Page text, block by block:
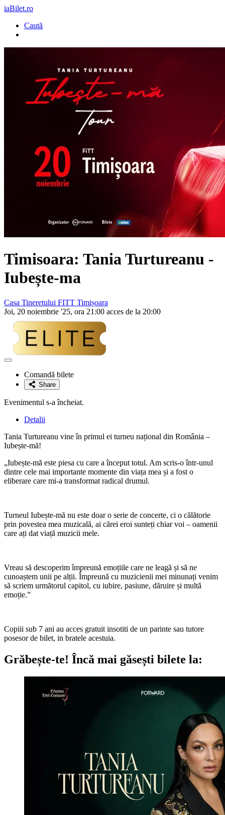
iaBilet.ro
Caută
Timisoara: Tania Turtureanu -
Iubește-ma
Casa Tineretului FITT Timișoara
Joi, 20 noiembrie '25, ora 21:00 acces de la 20:00
Adaugă
favoriteComandă bilete
Share
Evenimentul s-a încheiat.
Detalii
Tania Turtureanu vine în primul ei turneu național din România –
Iubește-mă!
„Iubește-mă este piesa cu care a început totul. Am scris-o într-unul
dintre cele mai importante momente din viața mea și a fost o
eliberare care mi-a transformat radical drumul.
Turneul Iubește-mă nu este doar o serie de concerte, ci o călătorie
prin povestea mea muzicală, ai cărei eroi sunteți chiar voi – oamenii
care ați dat viață muzicii mele.
Vreau să descoperim împreună emoțiile care ne leagă și să ne
cunoaștem unii pe alții. Împreună cu muzicienii mei minunați venim
să scriem următorul capitol, cu iubire, pasiune, dăruire și multă
emoție.”
Copiii sub 7 ani au acces gratuit insotiti de un parinte sau tutore
posesor de bilet, in bratele acestuia.
Grăbește-te! Încă mai găsești bilete la: